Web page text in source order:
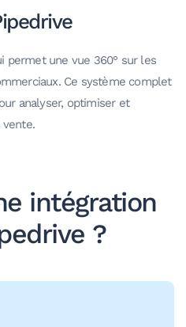
permet une vue 360° sur les
Ce système complet
analyser, optimiser et
vente.
intégration
?